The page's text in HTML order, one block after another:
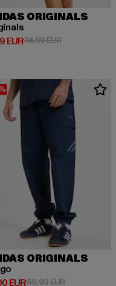
EUR
ORIGINALS
EUR Preis: 18,89 EUR
34,99 EURAktionspreis:
EUR
ORIGINALS
EURPreis: 35,00 EUR
69,99 EURAktionspreis: